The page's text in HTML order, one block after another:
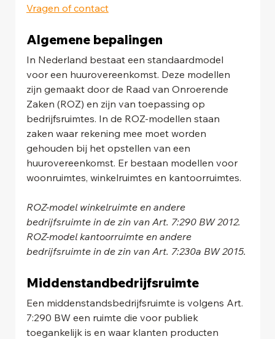
Vragen of contact
Algemene bepalingen
In Nederland bestaat een standaardmodel
voor een huurovereenkomst. Deze modellen
zijn gemaakt door de Raad van Onroerende
Zaken (ROZ) en zijn van toepassing op
bedrijfsruimtes. In de ROZ-modellen staan
zaken waar rekening mee moet worden
gehouden bij het opstellen van een
huurovereenkomst. Er bestaan modellen voor
woonruimtes, winkelruimtes en kantoorruimtes.
ROZ-model winkelruimte en andere
bedrijfsruimte in de zin van Art. 7:290 BW 2012.
ROZ-model kantoorruimte en andere
bedrijfsruimte in de zin van Art. 7:230a BW 2015.
Middenstandbedrijfsruimte
Een middenstandsbedrijfsruimte is volgens Art.
7:290 BW een ruimte die voor publiek
toegankelijk is en waar klanten producten